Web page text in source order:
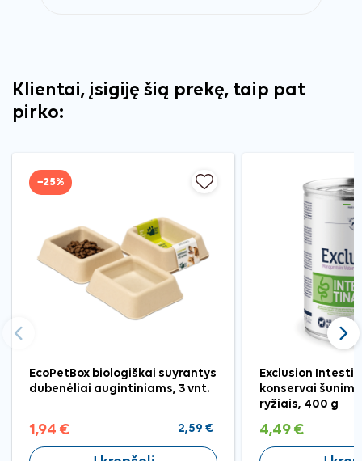
Klientai, įsigiję šią prekę, taip pat
pirko:
−25%
EcoPetBox biologiškai suyrantys
dubenėliai augintiniams, 3 vnt.
1,94 € 2,59 €
Exclusion
konservai
ryžiais, 400 g
4,49 €
Ankstesnis